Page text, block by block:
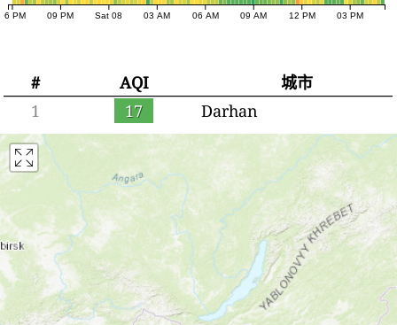
06 PM 09 PM Sat 08 03 AM 06 AM 09 AM 12 PM 03 PM
# AQI
城市
1
17 Darhan